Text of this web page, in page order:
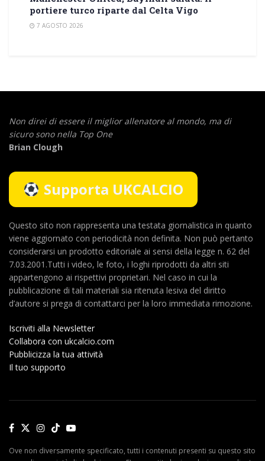
portiere turco riparte dal Celta Vigo
7 AGOSTO 2026
Non direi di essere il miglior allenatore al mondo, ma di
sicuro sono nella Top One
Brian Clough
Supporta UKCALCIO
Questo sito non rappresenta una testata giornalistica in quanto
viene aggiornato con periodicità non definita. Non può pertanto
considerarsi un prodotto editoriale ai sensi della legge n. 62 del
7.03.2001.Tutti i video, le foto, i loghi riprodotti da altri siti
appartengono ai rispettivi proprietari. Nel caso in cui la
pubblicazione di tali materiali sia ritenuta lesiva del diritto
d’autore si prega di contattarci per la loro immediata rimozione.
Iscriviti alla Newsletter
Collabora con ukcalcio.com
Pubblicizza la tua attività
Il tuo supporto
Ove non diversamente specificato, tutti i contenuti presenti su questo sito